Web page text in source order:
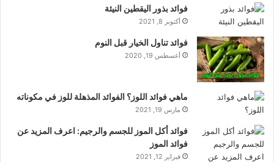
فوائد بذور اليقطين النيئة
أكتوبر 8, 2021
فوائد تناول الخيار قبل النوم
أغسطس 19, 2020
ماهي فوائد اللوز؟ الفوائد المذهلة للوز في مكوناته
مارس 19, 2021
فوائد أكل الموز للجسم والرجيم: اعرف المزيد عن
فوائد الموز
فبراير 12, 2021